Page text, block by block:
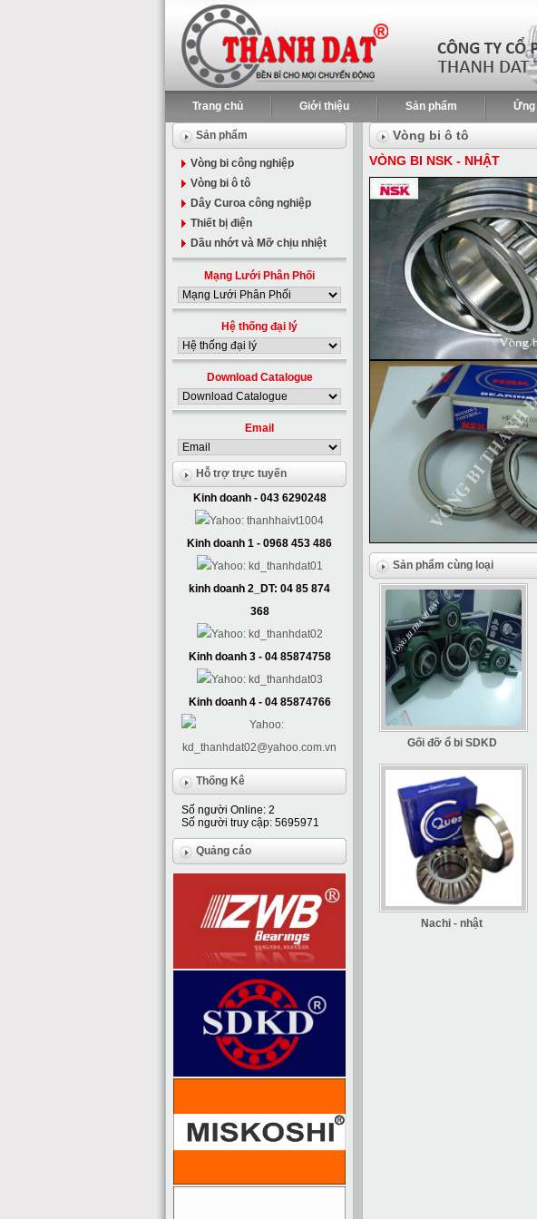
Trang chủ Giới thiệu Sản phẩm Ứng
Sản phẩm
Vòng bi công nghiệp
Vòng bi ô tô
Dây Curoa công nghiệp
Thiết bị điện
Dầu nhớt và Mỡ chịu nhiệt
Mạng Lưới Phân Phối
Hệ thống đại lý
Download Catalogue
Email
Hỗ trợ trực tuyến
Kinh doanh - 043 6290248
Kinh doanh 1 - 0968 453 486
kinh doanh 2_DT: 04 85 874
368
Kinh doanh 3 - 04 85874758
Kinh doanh 4 - 04 85874766
Thống Kê
Số người Online: 2
Số người truy cập: 5695971
Quảng cáo
Vòng bi ô tô
VÒNG BI NSK - NHẬT
Sản phẩm cùng loại
Gối đỡ ổ bi SDKD
Nachi - nhật